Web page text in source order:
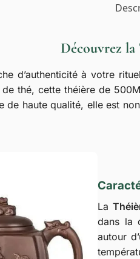
Découvrez
d’authenticité à votre
thé, cette théière de
de haute qualité, elle est
La
dans la
autour